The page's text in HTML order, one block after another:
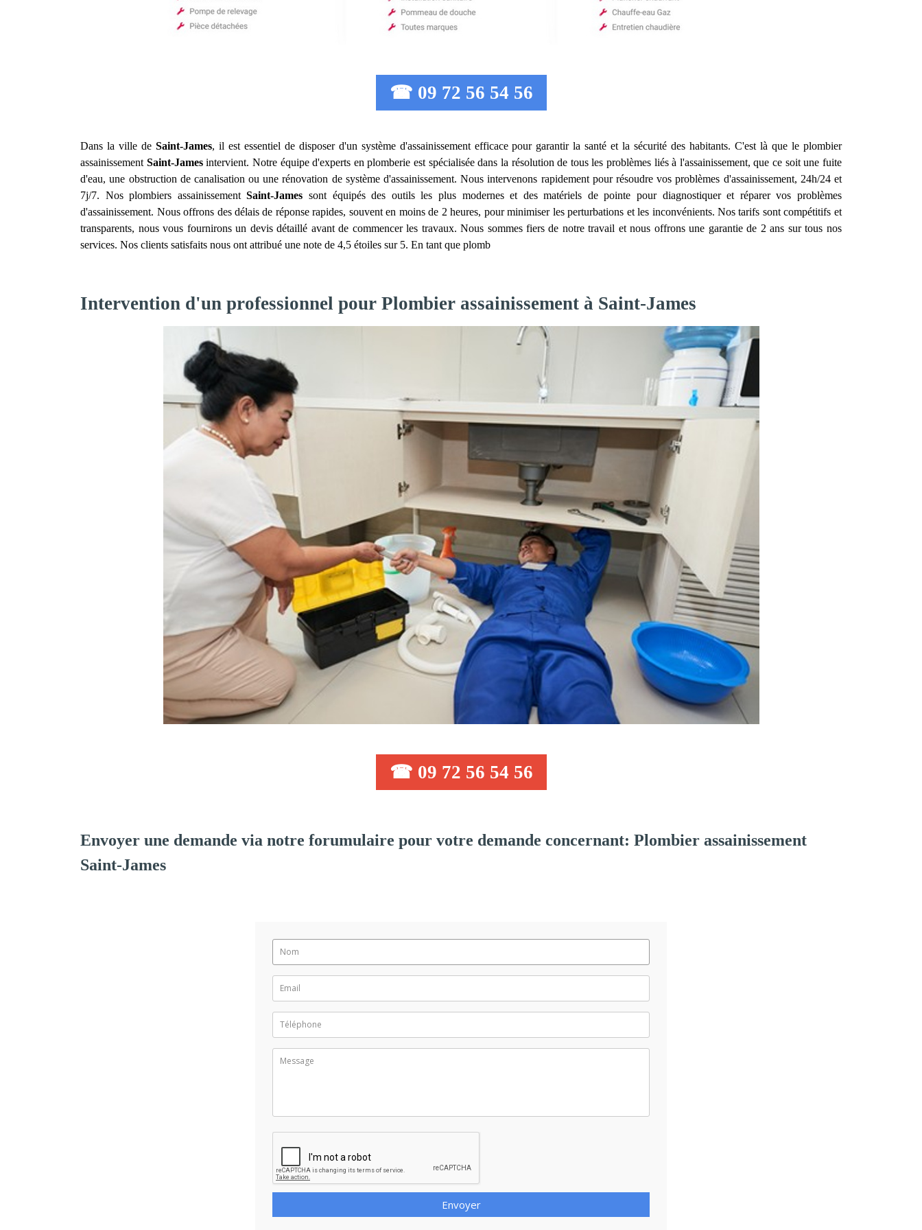
☎ 09 72 56 54 56
Dans la ville de Saint-James, il est essentiel de disposer d'un système d'assainissement efficace pour garantir la santé et la sécurité des habitants. C'est là que le plombier
assainissement Saint-Jamesintervient. Notre équipe d'experts en plomberie est spécialisée dans la résolution de tous les problèmes liés à l'assainissement, que ce soit une fuite
d'eau, une obstruction de canalisation ou une rénovation de système d'assainissement. Nous intervenons rapidement pour résoudre vos problèmes d'assainissement, 24h/24 et
7j/7. Nos plombiers assainissementSaint-James sont équipés des outils les plus modernes et des matériels de pointe pour diagnostiquer et réparer vos problèmes
d'assainissement. Nous offrons des délais de réponse rapides, souvent en moins de 2 heures, pour minimiser les perturbations et les inconvénients. Nos tarifs sont compétitifs et
transparents, nous vous fournirons un devis détaillé avant de commencer les travaux. Nous sommes fiers de notre travail et nous offrons une garantie de 2 ans sur tous nos
services. Nos clients satisfaits nous ont attribué une note de 4,5 étoiles sur 5. En tant que plomb
Intervention d'un professionnel pour Plombier assainissement à Saint-James
☎ 09 72 56 54 56
Envoyer une demande via notre forumulaire pour votre demande concernant: Plombier assainissement
Saint-James
Envoyer